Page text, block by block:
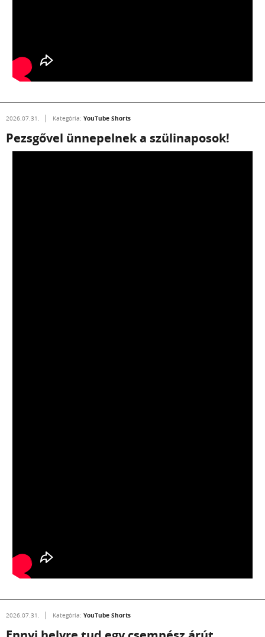
2026.07.31. Kategória: YouTube Shorts
Pezsgővel ünnepelnek a szülinaposok!
2026.07.31. Kategória: YouTube Shorts